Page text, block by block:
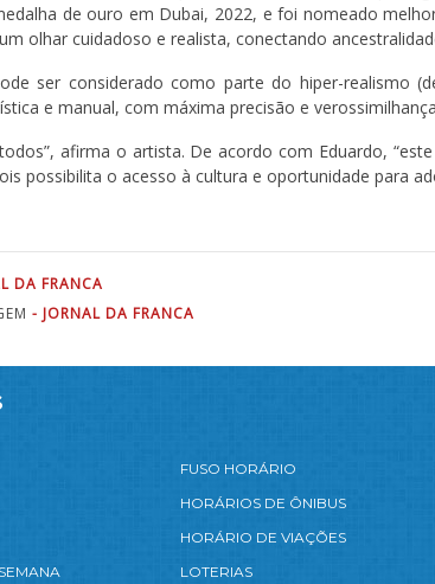
de ouro em Dubai, 2022, e foi nomeado
olhar cuidadoso e realista, conectando
ser considerado como parte do hiper-realismo
e manual, com máxima precisão e
afirma o artista. De acordo com Eduardo,
possibilita o acesso à cultura e oportunidade para
DA FRANCA
- JORNAL DA FRANCA
FUSO HORÁRIO
HORÁRIOS DE ÔNIBUS
HORÁRIO DE VIAÇÕES
LOTERIAS